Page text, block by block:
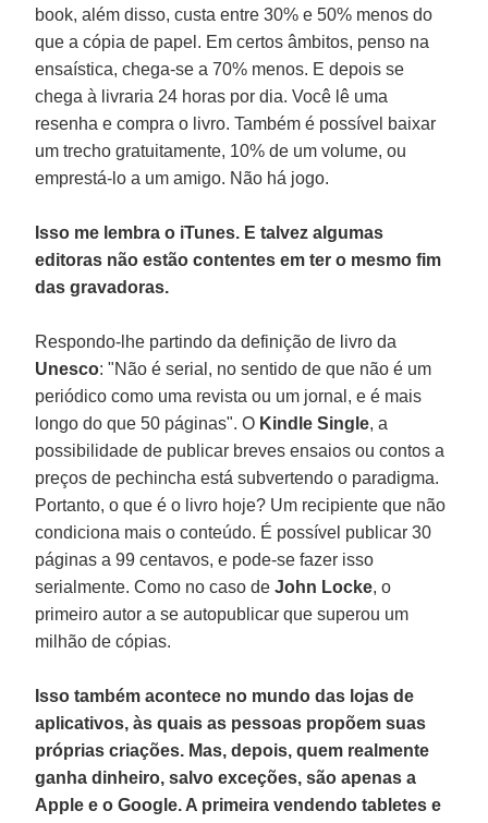
book, além disso, custa entre 30% e 50% menos do
que a cópia de papel. Em certos âmbitos, penso na
ensaística, chega-se a 70% menos. E depois se
chega à livraria 24 horas por dia. Você lê uma
resenha e compra o livro. Também é possível baixar
um trecho gratuitamente, 10% de um volume, ou
emprestá-lo a um amigo. Não há jogo.
Isso me lembra o iTunes. E talvez algumas
editoras não estão contentes em ter o mesmo fim
das gravadoras.
Respondo-lhe partindo da definição de livro da
Unesco: "Não é serial, no sentido de que não é um
periódico como uma revista ou um jornal, e é mais
longo do que 50 páginas". O Kindle Single, a
possibilidade de publicar breves ensaios ou contos a
preços de pechincha está subvertendo o paradigma.
Portanto, o que é o livro hoje? Um recipiente que não
condiciona mais o conteúdo. É possível publicar 30
páginas a 99 centavos, e pode-se fazer isso
serialmente. Como no caso deJohn Locke, o
primeiro autor a se autopublicar que superou um
milhão de cópias.
Isso também acontece no mundo das lojas de
aplicativos, às quais as pessoas propõem suas
próprias criações. Mas, depois, quem realmente
ganha dinheiro, salvo exceções, são apenas a
Apple e o Google. A primeira vendendo tabletes e